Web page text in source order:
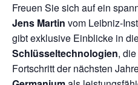
Freuen Sie sich auf ein
Jens Martin vom Leibniz-
gibt exklusive Einblicke in
Schlüsseltechnologien,
Fortschritt der nächsten